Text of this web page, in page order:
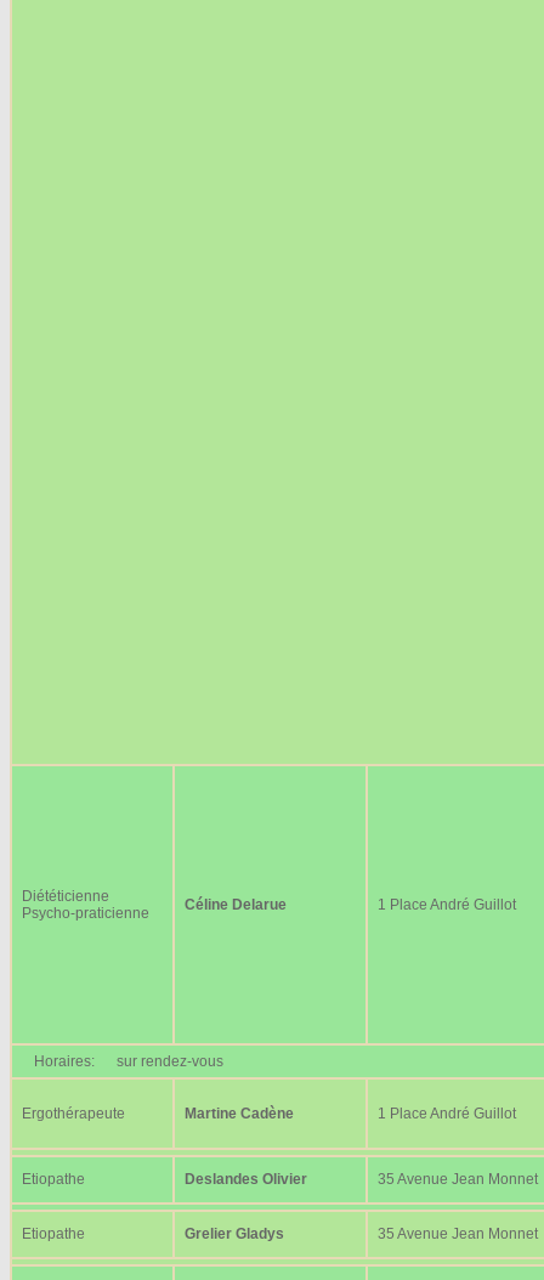
Diététicienne
Psycho-praticienne
Céline Delarue 1 Place André Guillot
Horaires: sur rendez-vous
Ergothérapeute Martine Cadène 1 Place André Guillot
Etiopathe Deslandes Olivier 35 Avenue Jean Monnet
Etiopathe Grelier Gladys 35 Avenue Jean Monnet